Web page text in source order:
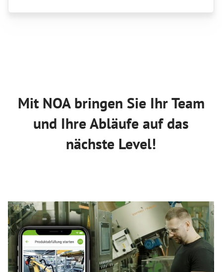
Mit NOA bringen Sie Ihr Team
und Ihre Abläufe auf das
nächste Level!